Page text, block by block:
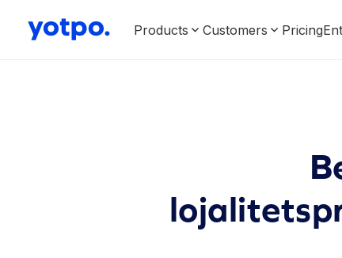
Products Customers Pricing